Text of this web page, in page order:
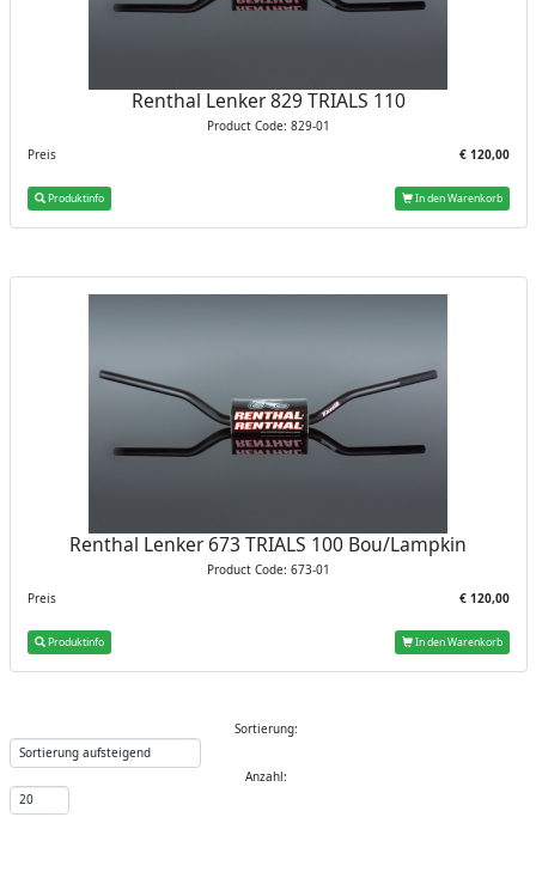
Renthal Lenker 829 TRIALS 110
Product Code: 829-01
Preis
€ 120,00
Produktinfo In den Warenkorb
Renthal Lenker 673 TRIALS 100 Bou/Lampkin
Product Code: 673-01
Preis
€ 120,00
Produktinfo In den Warenkorb
Sortierung:
Anzahl: